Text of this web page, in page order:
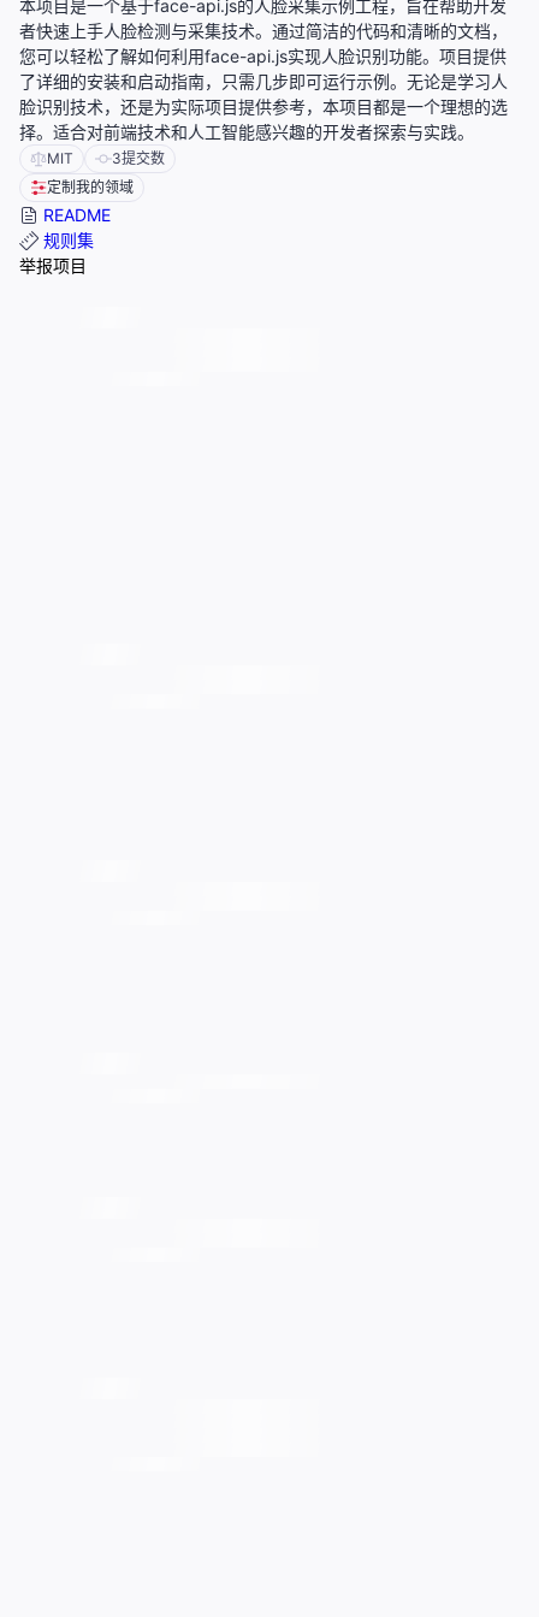
本项目是一个基于face-api.js的人脸采集示例工程，旨在帮助开发
者快速上手人脸检测与采集技术。通过简洁的代码和清晰的文档，
您可以轻松了解如何利用face-api.js实现人脸识别功能。项目提供
了详细的安装和启动指南，只需几步即可运行示例。无论是学习人
脸识别技术，还是为实际项目提供参考，本项目都是一个理想的选
择。适合对前端技术和人工智能感兴趣的开发者探索与实践。
MIT 3提交数
定制我的领域
README
规则集
举报项目